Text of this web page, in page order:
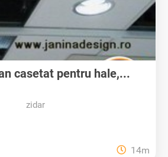
casetat pentru hale,...
zidar
14m